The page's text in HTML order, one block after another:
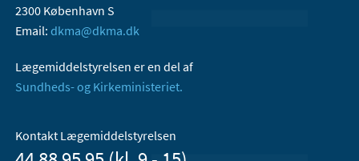
2300 København S
Email: dkma@dkma.dk
Lægemiddelstyrelsen er en del af
Sundheds- og Kirkeministeriet.
Kontakt Lægemiddelstyrelsen